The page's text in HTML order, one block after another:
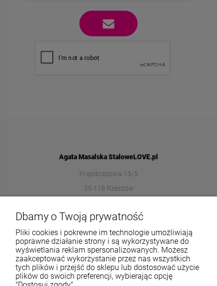
Agata Masalska StaloweLOVE.pl
Krajobrazowa 13/5
35-119 Rzeszów
572989669
Informacje
O nas
Dbamy o Twoją prywatność
Pliki cookies i pokrewne im technologie umożliwiają
poprawne działanie strony i są wykorzystywane do
wyświetlania reklam spersonalizowanych. Możesz
zaakceptować wykorzystanie przez nas wszystkich
tych plików i przejść do sklepu lub dostosować użycie
plików do swoich preferencji, wybierając opcję